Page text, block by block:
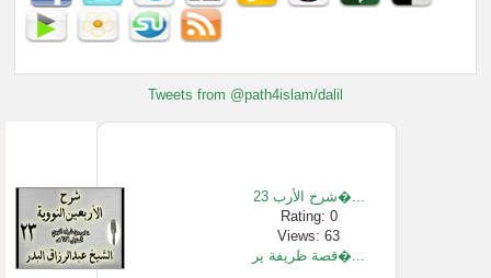
Tweets from @path4islam/dalil
23 شرح الأرب�...
Rating: 0
Views: 63
قصة ظريفة ير�...